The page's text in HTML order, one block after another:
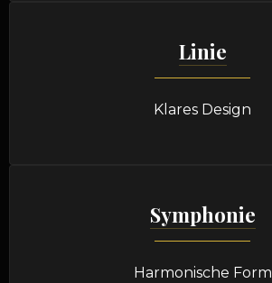
Linie
Klares Design
Symphonie
Harmonische Form